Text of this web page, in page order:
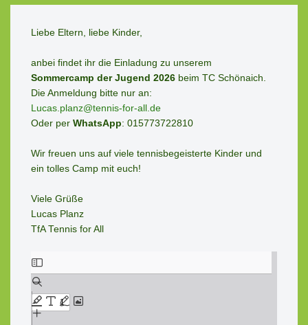
Liebe Eltern, liebe Kinder,
Sommercamp der Jugend 2026 beim TC Schönaich.
Lucas.planz@tennis-for-all.de
Oder per WhatsApp: 015773722810
Wir freuen uns auf viele tennisbegeisterte Kinder und
ein tolles Camp mit euch!
Viele Grüße
Lucas Planz
TfA Tennis for All